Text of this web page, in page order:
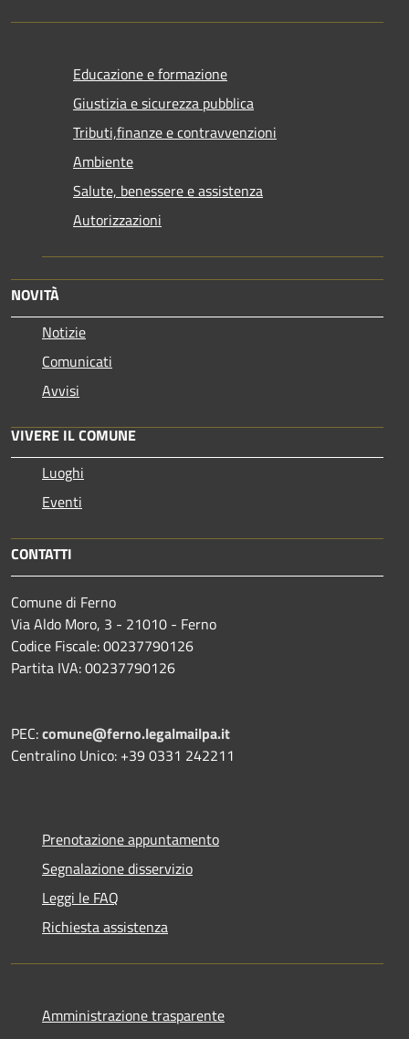
Educazione e formazione
Giustizia e sicurezza pubblica
Tributi,finanze e contravvenzioni
Ambiente
Salute, benessere e assistenza
Autorizzazioni
NOVITÀ
Notizie
Comunicati
Avvisi
VIVERE IL COMUNE
Luoghi
Eventi
CONTATTI
Comune di Ferno
Via Aldo Moro, 3 - 21010 - Ferno
Codice Fiscale: 00237790126
Partita IVA: 00237790126
PEC:comune@ferno.legalmailpa.it
Centralino Unico: +39 0331 242211
Prenotazione appuntamento
Segnalazione disservizio
Leggi le FAQ
Richiesta assistenza
Amministrazione trasparente